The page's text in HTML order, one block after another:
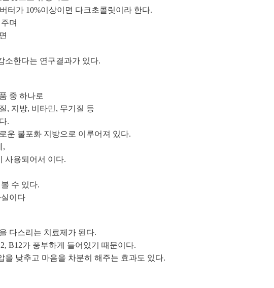
터가 10%이상이면 다크초콜릿이라 한다.
며
소한다는 연구결과가 있다.
중 하나로
, 지방, 비타민, 무기질 등
.
운 불포화 지방으로 이루어져 있다.
,
사용되어서 이다.
수 있다.
이다
다스리는 치료제가 된다.
B12가 풍부하게 들어있기 때문이다.
낮추고 마음을 차분히 해주는 효과도 있다.